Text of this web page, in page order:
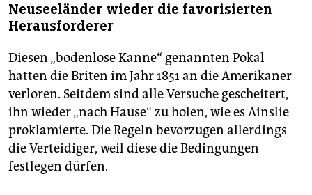
Neuseeländer wieder die favorisierten
Herausforderer
Diesen „bodenlose Kanne“ genannten Pokal
hatten die Briten im Jahr 1851 an die Amerikaner
verloren. Seitdem sind alle Versuche gescheitert,
ihn wieder „nach Hause“ zu holen, wie es Ainslie
proklamierte. Die Regeln bevorzugen allerdings
die Verteidiger, weil diese die Bedingungen
festlegen dürfen.